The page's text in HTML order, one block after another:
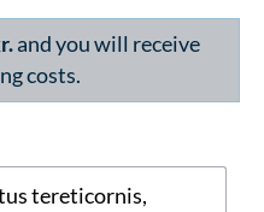
and you will receive
costs.
tereticornis,